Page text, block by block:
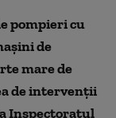
pompieri cu
de
mare de
de intervenții
Inspectoratul